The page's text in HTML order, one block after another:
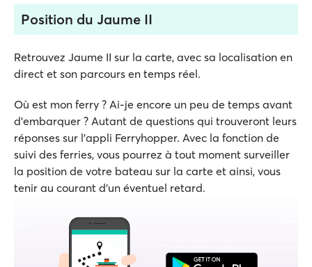
Position du Jaume II
Retrouvez Jaume II sur la carte, avec sa localisation en
direct et son parcours en temps réel.
Où est mon ferry ? Ai-je encore un peu de temps avant
d'embarquer ? Autant de questions qui trouveront leurs
réponses sur l'appli Ferryhopper. Avec la fonction de
suivi des ferries, vous pourrez à tout moment surveiller
la position de votre bateau sur la carte et ainsi, vous
tenir au courant d'un éventuel retard.